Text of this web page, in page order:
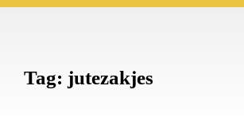
Tag: jutezakjes